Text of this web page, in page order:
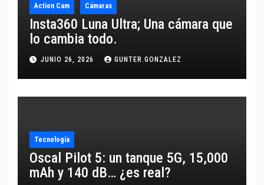
Action Cam Cámaras
Insta360 Luna Ultra; Una cámara que
lo cambia todo.
JUNIO 26, 2026 GUNTER.GONZALEZ
Tecnología
Oscal Pilot 5: un tanque 5G, 15,000
mAh y 140 dB… ¿es real?